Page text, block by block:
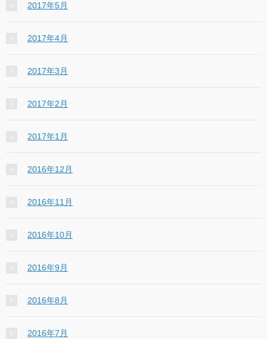
2017年5月
2017年4月
2017年3月
2017年2月
2017年1月
2016年12月
2016年11月
2016年10月
2016年9月
2016年8月
2016年7月